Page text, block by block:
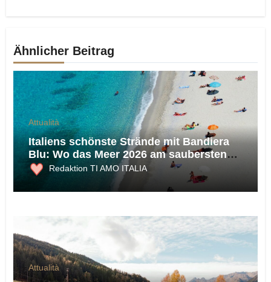
Ähnlicher Beitrag
Attualità
Italiens schönste Strände mit Bandiera
Blu: Wo das Meer 2026 am saubersten
ist
Redaktion TI AMO ITALIA
Attualità